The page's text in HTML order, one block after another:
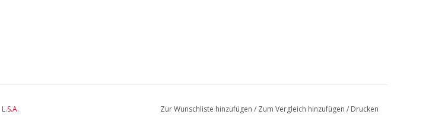
L.S.A. Zur Wunschliste hinzufügen / Zum Vergleich hinzufügen / Drucken